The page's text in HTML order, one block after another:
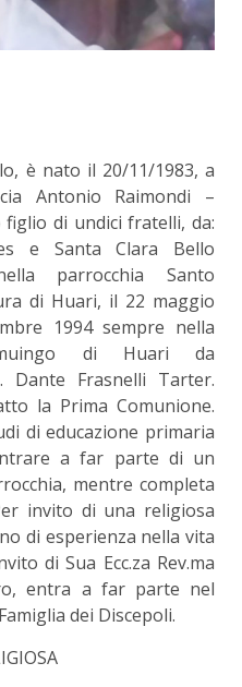
è nato il 20/11/1983, a
Antonio Raimondi –
figlio di undici fratelli, da:
e Santa Clara Bello
parrocchia Santo
di Huari, il 22 maggio
1994 sempre nella
di Huari da
Dante Frasnelli Tarter.
la Prima Comunione.
di educazione primaria
a far parte di un
mentre completa
invito di una religiosa
di esperienza nella vita
di Sua Ecc.za Rev.ma
entra a far parte nel
dei Discepoli.